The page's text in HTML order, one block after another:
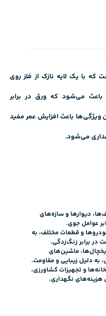
که با یک لایه نازک از فلزروی
می‌شود که ورق در برابر
باعث افزایش عمر مفید
می‌شود.
دیوارها و سازه‌های
عوامل جوی.
و قطعات مختلف، به
در برابر زنگ‌زدگی.
یخچال‌ها، ماشین‌های
به دلیل زیبایی و مقاومت.
و تجهیزات کشاورزی،
نگهداری.